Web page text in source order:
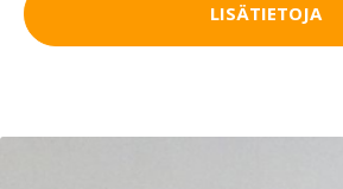
LISÄTIETOJA